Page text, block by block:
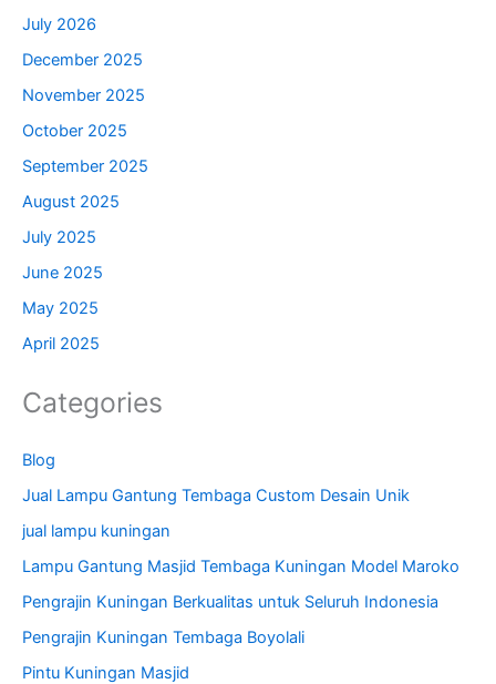
July 2026
December 2025
November 2025
October 2025
September 2025
August 2025
July 2025
June 2025
May 2025
April 2025
Categories
Blog
Jual Lampu Gantung Tembaga Custom Desain Unik
jual lampu kuningan
Lampu Gantung Masjid Tembaga Kuningan Model Maroko
Pengrajin Kuningan Berkualitas untuk Seluruh Indonesia
Pengrajin Kuningan Tembaga Boyolali
Pintu Kuningan Masjid